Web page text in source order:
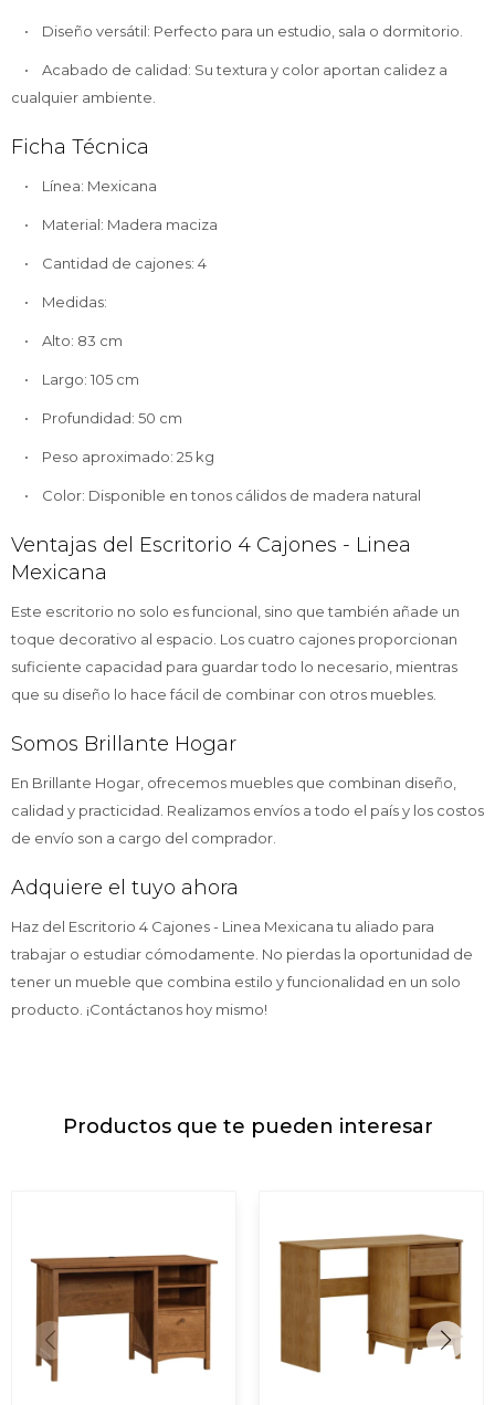
• Diseño versátil: Perfecto para un estudio, sala o dormitorio.
• Acabado de calidad: Su textura y color aportan calidez a
cualquier ambiente.
Ficha Técnica
• Línea: Mexicana
• Material: Madera maciza
• Cantidad de cajones: 4
• Medidas:
• Alto: 83 cm
• Largo: 105 cm
• Profundidad: 50 cm
• Peso aproximado: 25 kg
• Color: Disponible en tonos cálidos de madera natural
Ventajas del Escritorio 4 Cajones - Linea
Mexicana
Este escritorio no solo es funcional, sino que también añade un
toque decorativo al espacio. Los cuatro cajones proporcionan
suficiente capacidad para guardar todo lo necesario, mientras
que su diseño lo hace fácil de combinar con otros muebles.
Somos Brillante Hogar
En Brillante Hogar, ofrecemos muebles que combinan diseño,
calidad y practicidad. Realizamos envíos a todo el país y los costos
de envío son a cargo del comprador.
Adquiere el tuyo ahora
Haz del Escritorio 4 Cajones - Linea Mexicana tu aliado para
trabajar o estudiar cómodamente. No pierdas la oportunidad de
tener un mueble que combina estilo y funcionalidad en un solo
producto. ¡Contáctanos hoy mismo!
Productos que te pueden interesar